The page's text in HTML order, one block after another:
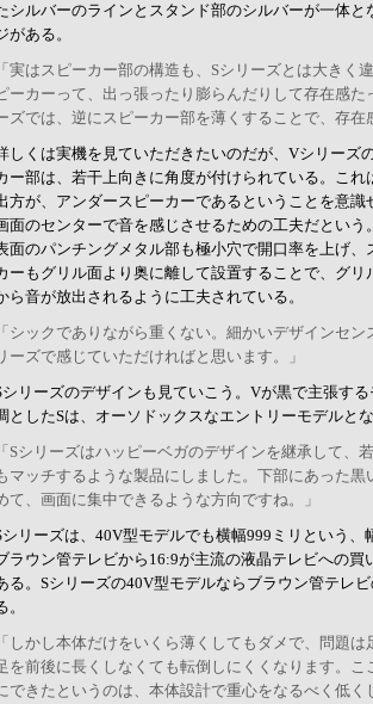
シルバーのラインとスタンド部のシルバーが一体
がある。
「実はスピーカー部の構造も、Sシリーズとは大きく
ーカーって、出っ張ったり膨らんだりして存在感
ズでは、逆にスピーカー部を薄くすることで、存
しくは実機を見ていただきたいのだが、Vシリーズ
ー部は、若干上向きに角度が付けられている。これ
方が、アンダースピーカーであるということを意識
面のセンターで音を感じさせるための工夫だという
面のパンチングメタル部も極小穴で開口率を上げ、
ーもグリル面より奥に離して設置することで、グリ
ら音が放出されるように工夫されている。
「シックでありながら重くない。細かいデザインセン
ーズで感じていただければと思います。」
シリーズのデザインも見ていこう。Vが黒で主張す
としたSは、オーソドックスなエントリーモデルと
「Sシリーズはハッピーベガのデザインを継承して、
マッチするような製品にしました。下部にあった
て、画面に集中できるような方向ですね。」
シリーズは、40V型モデルでも横幅999ミリという
ラウン管テレビから16:9が主流の液晶テレビへの
る。Sシリーズの40V型モデルならブラウン管テレ
。
「しかし本体だけをいくら薄くしてもダメで、問題
を前後に長くしなくても転倒しにくくなります。
できたというのは、本体設計で重心をなるべく低く